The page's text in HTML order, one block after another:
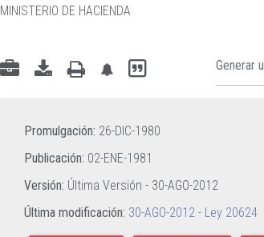
MINISTERIO DE HACIENDA
Promulgación: 26-DIC-1980
Publicación: 02-ENE-1981
Versión: Última Versión - 30-AGO-2012
Última modificación: 30-AGO-2012 - Ley 20624